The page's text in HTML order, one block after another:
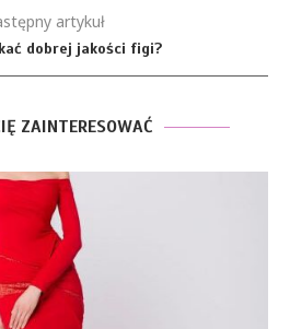
artykuł
dobrej jakości figi?
ZAINTERESOWAĆ